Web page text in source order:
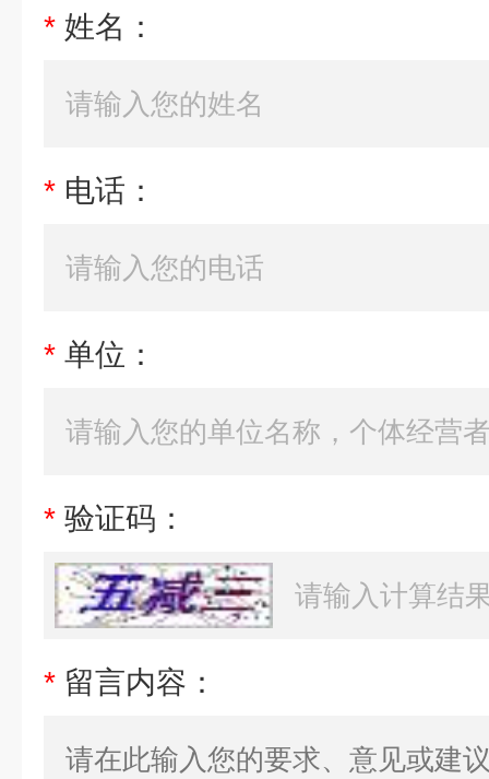
* 姓名：
* 电话：
* 单位：
* 验证码：
* 留言内容：